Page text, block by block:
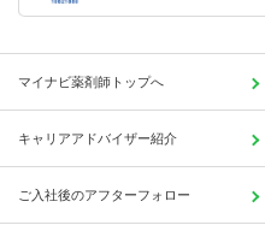
マイナビ薬剤師トップへ
キャリアアドバイザー紹介
ご入社後のアフターフォロー